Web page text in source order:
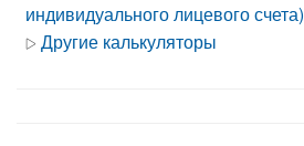
индивидуального лицевого счета)
Другие калькуляторы